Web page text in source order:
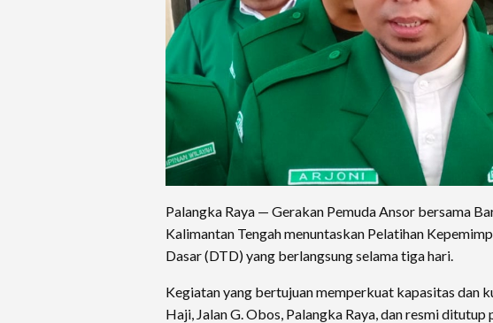
Palangka Raya — Gerakan Pemuda Ansor bersama
Kalimantan Tengah menuntaskan Pelatihan
Dasar (DTD) yang berlangsung selama tiga hari.
Kegiatan yang bertujuan memperkuat kapasitas dan
Haji, Jalan G. Obos, Palangka Raya, dan resmi